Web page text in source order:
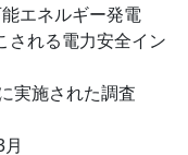
エネルギー発電
される電力安全イン
実施された調査